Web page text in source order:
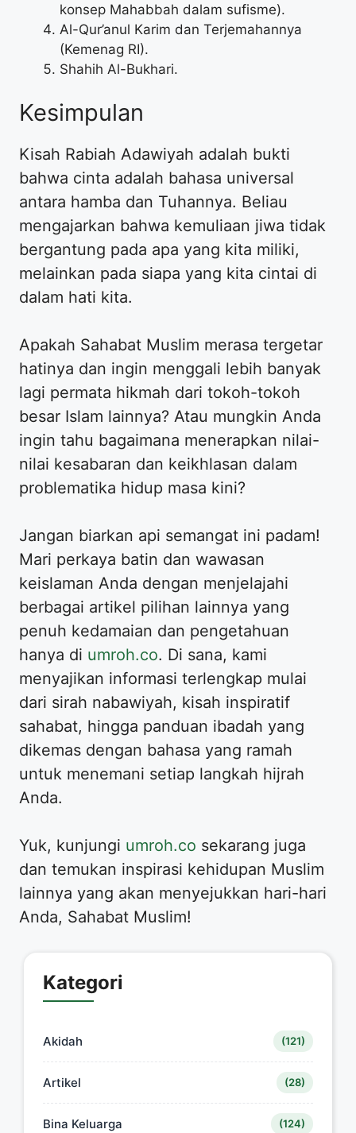
konsep Mahabbah dalam sufisme).
Al-Qur’anul Karim dan Terjemahannya
(Kemenag RI).
Shahih Al-Bukhari.
Kesimpulan
Kisah Rabiah Adawiyah adalah bukti
bahwa cinta adalah bahasa universal
antara hamba dan Tuhannya. Beliau
mengajarkan bahwa kemuliaan jiwa tidak
bergantung pada apa yang kita miliki,
melainkan pada siapa yang kita cintai di
dalam hati kita.
Apakah Sahabat Muslim merasa tergetar
hatinya dan ingin menggali lebih banyak
lagi permata hikmah dari tokoh-tokoh
besar Islam lainnya? Atau mungkin Anda
ingin tahu bagaimana menerapkan nilai-
nilai kesabaran dan keikhlasan dalam
problematika hidup masa kini?
Jangan biarkan api semangat ini padam!
Mari perkaya batin dan wawasan
keislaman Anda dengan menjelajahi
berbagai artikel pilihan lainnya yang
penuh kedamaian dan pengetahuan
hanya di umroh.co. Di sana, kami
menyajikan informasi terlengkap mulai
dari sirah nabawiyah, kisah inspiratif
sahabat, hingga panduan ibadah yang
dikemas dengan bahasa yang ramah
untuk menemani setiap langkah hijrah
Anda.
Yuk, kunjungi umroh.co sekarang juga
dan temukan inspirasi kehidupan Muslim
lainnya yang akan menyejukkan hari-hari
Anda, Sahabat Muslim!
Kategori
Akidah (121)
Artikel (28)
Bina Keluarga (124)